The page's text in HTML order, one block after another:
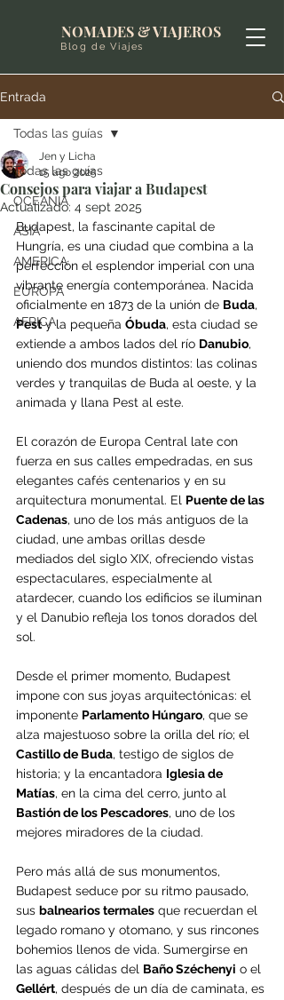
NOMADES & VIAJEROS
Blog de Viajes
Entrada
Todas las guías
OCEANIA
ASIA
AMERICA
EUROPA
AFRICA
Todas las guías
Consejos para viajar a Budapest
Jen y Licha
15 ago 2025
Actualizado: 4 sept 2025
Budapest, la fascinante capital de
Hungría, es una ciudad que combina a la
perfección el esplendor imperial con una
vibrante energía contemporánea. Nacida
oficialmente en 1873 de la unión de Buda,
Pest y la pequeña Óbuda, esta ciudad se
extiende a ambos lados del río Danubio,
uniendo dos mundos distintos: las colinas
verdes y tranquilas de Buda al oeste, y la
animada y llana Pest al este.
El corazón de Europa Central late con
fuerza en sus calles empedradas, en sus
elegantes cafés centenarios y en su
arquitectura monumental. El Puente de las
Cadenas, uno de los más antiguos de la
ciudad, une ambas orillas desde
mediados del siglo XIX, ofreciendo vistas
espectaculares, especialmente al
atardecer, cuando los edificios se iluminan
y el Danubio refleja los tonos dorados del
sol.
Desde el primer momento, Budapest
impone con sus joyas arquitectónicas: el
imponente Parlamento Húngaro, que se
alza majestuoso sobre la orilla del río; el
Castillo de Buda, testigo de siglos de
historia; y la encantadora Iglesia de
Matías, en la cima del cerro, junto al
Bastión de los Pescadores, uno de los
mejores miradores de la ciudad.
Pero más allá de sus monumentos,
Budapest seduce por su ritmo pausado,
sus balnearios termales que recuerdan el
legado romano y otomano, y sus rincones
bohemios llenos de vida. Sumergirse en
las aguas cálidas del Baño Széchenyi o el
Gellért, después de un día de caminata, es